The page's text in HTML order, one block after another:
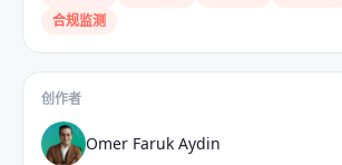
合规监测
创作者
Omer Faruk Aydin